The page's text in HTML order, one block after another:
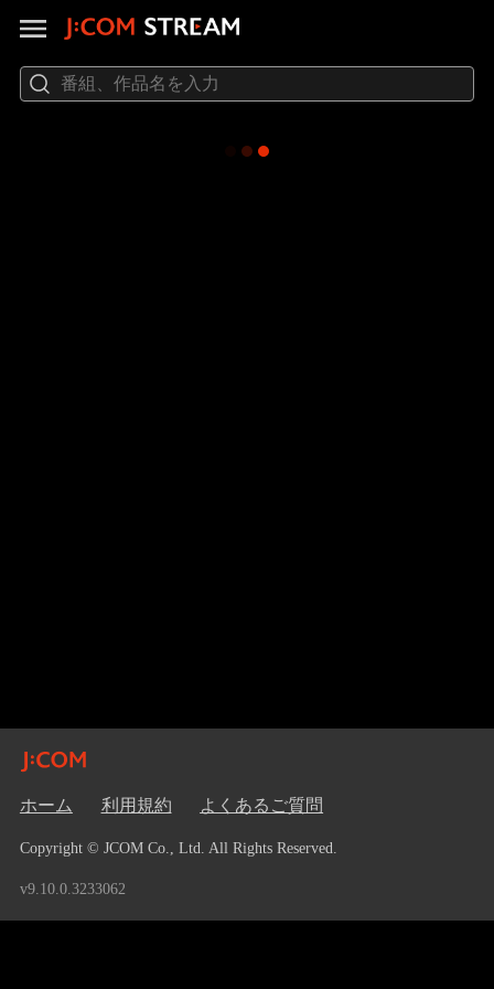
ホーム 利用規約 よくあるご質問
Copyright © JCOM Co., Ltd. All Rights Reserved.
v9.10.0.3233062